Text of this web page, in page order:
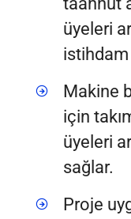
üyeleri
Makine
için
üyeleri
sağlar.
Proje